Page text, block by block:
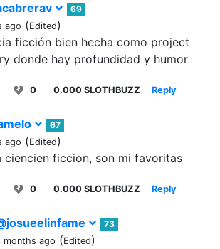
69
ago (Edited)
ficción bien hecha como project
donde hay profundidad y humor
0 0.000 SLOTHBUZZ Reply
67
ago (Edited)
ciencien ficcion, son mi favoritas
0 0.000 SLOTHBUZZ Reply
73
months ago (Edited)